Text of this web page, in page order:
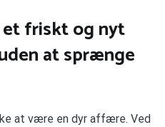
et friskt og nyt
at sprænge
at være en dyr affære. Ved